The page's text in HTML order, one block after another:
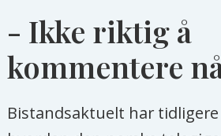
- Ikke riktig å
kommentere
Bistandsaktuelt har